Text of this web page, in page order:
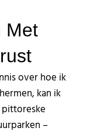
Met
over hoe ik
kan ik
pittoreske
–